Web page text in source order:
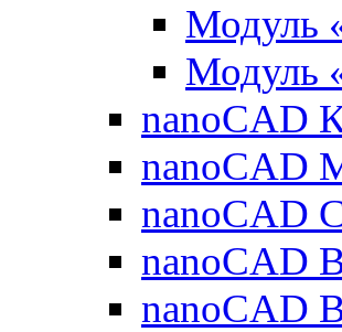
Модуль
Модуль
nanoCAD
nanoCAD
nanoCAD
nanoCAD
nanoCAD